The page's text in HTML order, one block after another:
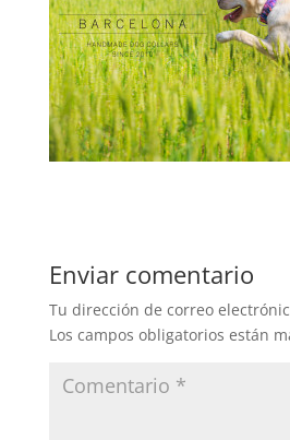
Enviar comentario
Tu dirección de correo
Los campos obligatorios están